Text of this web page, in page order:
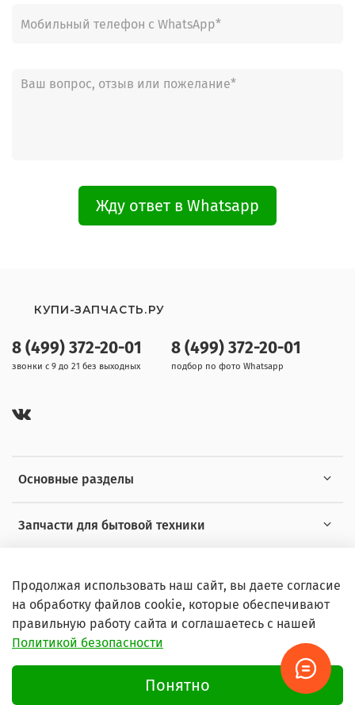
Жду ответ в Whatsapp
Основные разделы
Запчасти для бытовой техники
8 (499) 372-20-01
звонки с 9 до 21 без выходных
8 (499) 372-20-01
подбор по фото Whatsapp
КУПИ-ЗАПЧАСТЬ.РУ
© 2026 Любое использование контента без письменного
Продолжая использовать наш сайт, вы даете согласие
на обработку файлов cookie, которые обеспечивают
правильную работу сайта и соглашаетесь с нашей
Политикой безопасности
Понятно